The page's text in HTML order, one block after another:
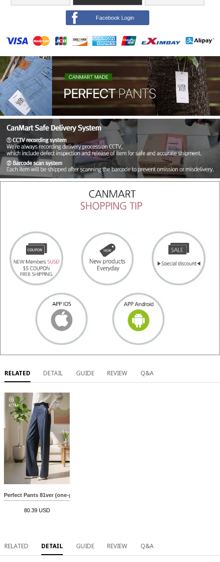
Facebook Login
RELATED DETAIL GUIDE REVIEW Q&A
Perfect Pants 81ver (one-pin tuck denim slacks)
80.39 USD
RELATED DETAIL GUIDE REVIEW Q&A